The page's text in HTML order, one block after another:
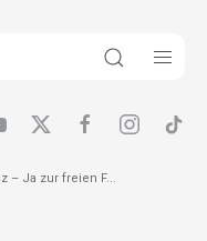
– Ja zur freien F...